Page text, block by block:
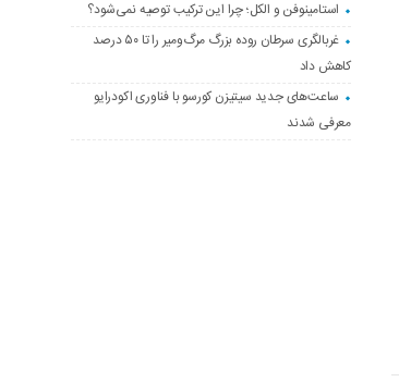
استامینوفن و الکل؛ چرا این ترکیب توصیه نمی‌شود؟
غربالگری سرطان روده بزرگ مرگ‌ومیر را تا ۵۰ درصد
کاهش داد
ساعت‌های جدید سیتیزن کورسو با فناوری اکودرایو
معرفی شدند